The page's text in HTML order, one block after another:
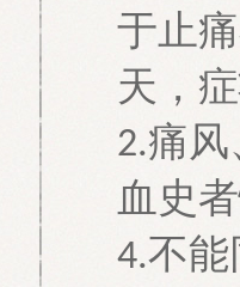
于止
天，
2.痛
血史
4.不能